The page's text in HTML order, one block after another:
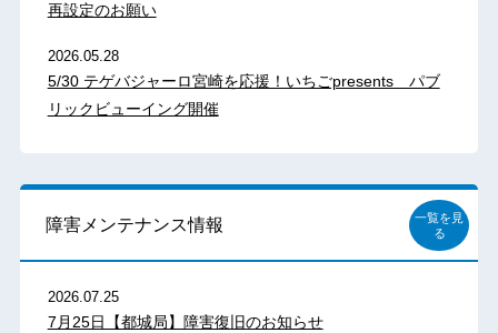
再設定のお願い
2026.05.28
5/30 テゲバジャーロ宮崎を応援！いちごpresents パブ
リックビューイング開催
障害メンテナンス情報
一覧を見
る
2026.07.25
7月25日【都城局】障害復旧のお知らせ